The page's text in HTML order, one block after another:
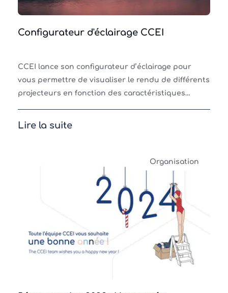
Configurateur d'éclairage CCEI
CCEI lance son configurateur d’éclairage pour
vous permettre de visualiser le rendu de différents
projecteurs en fonction des caractéristiques
subaquatique
Lire la suite
Organisation